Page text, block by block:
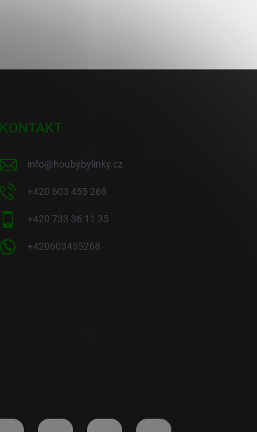
KONTAKT
info@houbybylinky.cz
+420 603 455 268
+420 733 36 11 35
+420603455268